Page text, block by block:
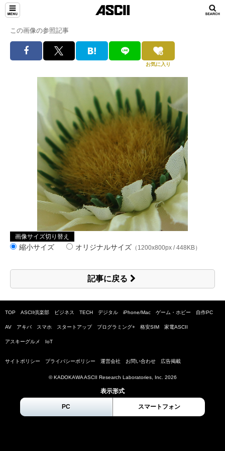
この画像の参照記事
お気に入り
画像サイズ切り替え
縮小サイズ オリジナルサイズ （1200x800px / 448KB）
記事に戻る
TOP ASCII倶楽部 ビジネス TECH デジタル iPhone/Mac ゲーム・ホビー 自作PC
AV アキバ スマホ スタートアップ プログラミング+ 格安SIM 家電ASCII
アスキーグルメ IoT
サイトポリシー プライバシーポリシー 運営会社 お問い合わせ 広告掲載
© KADOKAWA ASCII Research Laboratories, Inc. 2026
表示形式
PC スマートフォン